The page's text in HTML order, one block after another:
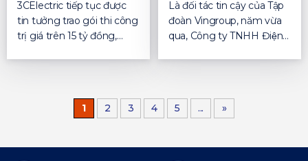
3CElectric tiếp tục được
tin tưởng trao gói thi công
trị giá trên 15 tỷ đồng,
Là đối tác tin cậy của Tập
đoàn Vingroup, năm vừa
qua, Công ty TNHH Điện –
1 2 3 4 5 ... »